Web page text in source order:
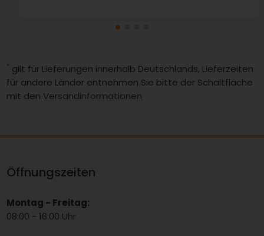
* gilt für Lieferungen innerhalb Deutschlands, Lieferzeiten
für andere Länder entnehmen Sie bitte der Schaltfläche
mit den Versandinformationen
Öffnungszeiten
Montag - Freitag:
08:00 - 16:00 Uhr